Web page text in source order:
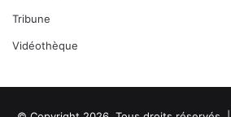
Tribune
Vidéothèque